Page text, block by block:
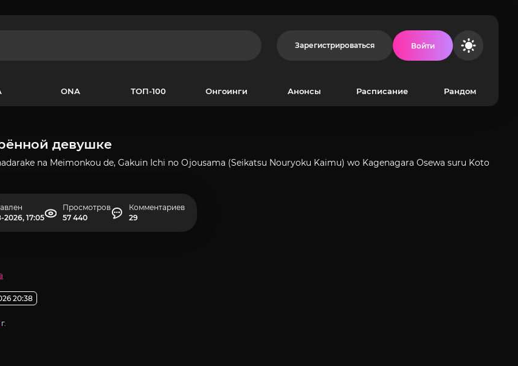
Зарегистрироваться Войти
ONA ТОП-100 Онгоинги Анонсы Расписание Рандом
девушке
na Meimonkou de, Gakuin Ichi no Ojousama (Seikatsu Nouryoku Kaimu) wo Kagenagara Osewa suru Koto
2026, 17:05
Просмотров
57 440
Комментариев
29
20:38
г.